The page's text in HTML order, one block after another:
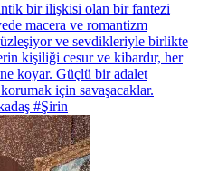
bir ilişkisi olan bir fantezi
macera ve romantizm
ve sevdikleriyle birlikte
kişiliği cesur ve kibardır, her
koyar. Güçlü bir adalet
için savaşacaklar.
#Şirin